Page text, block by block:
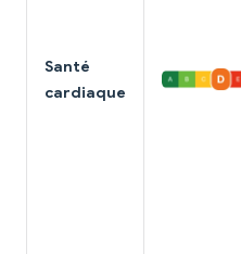
Santé
cardiaque